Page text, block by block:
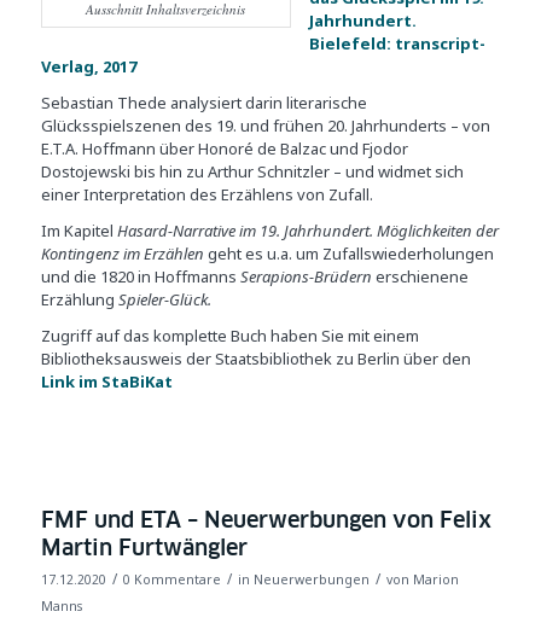
Ausschnitt Inhaltsverzeichnis
Jahrhundert.
Bielefeld: transcript-
Verlag, 2017
Sebastian Thede analysiert darin literarische
Glücksspielszenen des 19. und frühen 20. Jahrhunderts – von
E.T.A. Hoffmann über Honoré de Balzac und Fjodor
Dostojewski bis hin zu Arthur Schnitzler – und widmet sich
einer Interpretation des Erzählens von Zufall.
Im Kapitel Hasard-Narrative im 19. Jahrhundert. Möglichkeiten der
Kontingenz im Erzählen geht es u.a. um Zufallswiederholungen
und die 1820 in Hoffmanns Serapions-Brüdern erschienene
Erzählung Spieler-Glück.
Zugriff auf das komplette Buch haben Sie mit einem
Bibliotheksausweis der Staatsbibliothek zu Berlin über den
Link im StaBiKat
FMF und ETA – Neuerwerbungen von Felix
Martin Furtwängler
17.12.2020 / 0 Kommentare / in Neuerwerbungen / von Marion
Manns